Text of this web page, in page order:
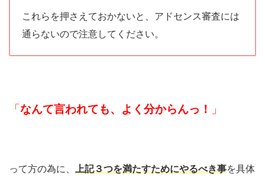
これらを押さえておかないと、アドセンス審査には
通らないので注意してください。
「 なんて言われても、よく分からんっ！ 」
って方の為に、 上記３つを満たすためにやるべき事を具体